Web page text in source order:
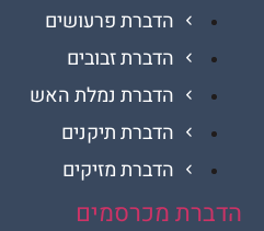
הדברת פרעושים
הדברת זבובים
הדברת נמלת האש
הדברת תיקנים
הדברת מזיקים
מכרסמים